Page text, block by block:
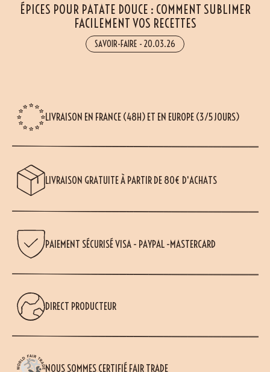
(14 avis)
ÉPICES POUR PATATE DOUCE : COMMENT SUBLIMER
FACILEMENT VOS RECETTES
SAVOIR-FAIRE - 20.03.26
LIVRAISON EN FRANCE (48H) ET EN EUROPE (3/5 JOURS)
LIVRAISON GRATUITE À PARTIR DE 80€ D'ACHATS
PAIEMENT SÉCURISÉ VISA - PAYPAL -MASTERCARD
DIRECT PRODUCTEUR
NOUS SOMMES CERTIFIÉ FAIR TRADE